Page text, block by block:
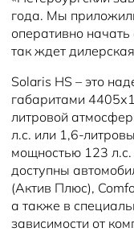
года. Мы
оперативно
так ждет
Solaris HS – это
габаритами
литровой
л.с. или 1,6-
мощностью 123
доступны
(Актив Плюс),
а также в
зависимости от